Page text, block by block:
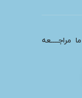
مراجــــعه